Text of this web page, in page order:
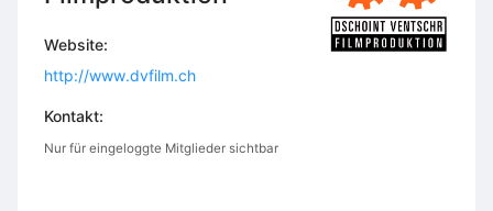
Website:
http://www.dvfilm.ch
Kontakt:
Nur für eingeloggte Mitglieder sichtbar